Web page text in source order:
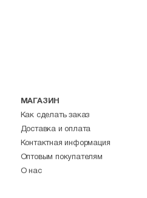
МАГАЗИН
Как сделать заказ
Доставка и оплата
Контактная информация
Оптовым покупателям
О нас